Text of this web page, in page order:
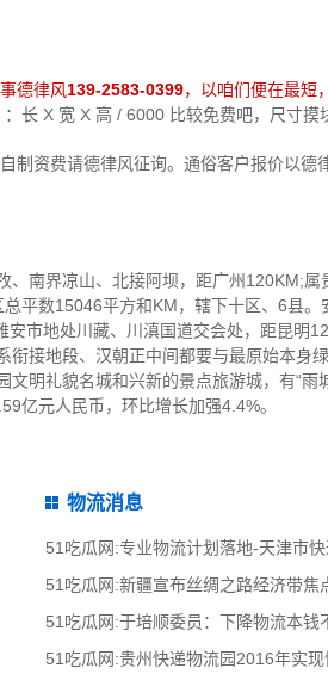
德律风139-2583-0399，以咱们便在最短
长 X 宽 X 高 / 6000 比较免费吧，尺寸摸
制资费请德律风征询。通俗客户报价以德
南界凉山、北接阿坝，距广州120KM;属
平数15046平方和KM，辖下十区、6县
市地处川藏、川滇国道交会处，距昆明
接地段、汉朝正中间都要与最原始本身
明礼貌名城和兴新的景点旅游城，有“雨城
亿元人民币，环比增长加强4.4%。
物流消息
51吃瓜网:专业物流计划落地-天津市
51吃瓜网:新疆宣布丝绸之路经济带焦
51吃瓜网:于培顺委员：下降物流本钱
51吃瓜网:贵州快递物流园2016年实